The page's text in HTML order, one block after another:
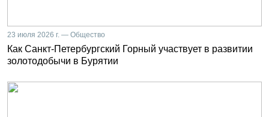
23 июля 2026 г. — Общество
Как Санкт-Петербургский Горный участвует в развитии
золотодобычи в Бурятии